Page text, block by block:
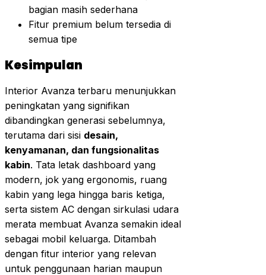
bagian masih sederhana
Fitur premium belum tersedia di
semua tipe
Kesimpulan
Interior Avanza terbaru menunjukkan
peningkatan yang signifikan
dibandingkan generasi sebelumnya,
terutama dari sisi desain,
kenyamanan, dan fungsionalitas
kabin. Tata letak dashboard yang
modern, jok yang ergonomis, ruang
kabin yang lega hingga baris ketiga,
serta sistem AC dengan sirkulasi udara
merata membuat Avanza semakin ideal
sebagai mobil keluarga. Ditambah
dengan fitur interior yang relevan
untuk penggunaan harian maupun